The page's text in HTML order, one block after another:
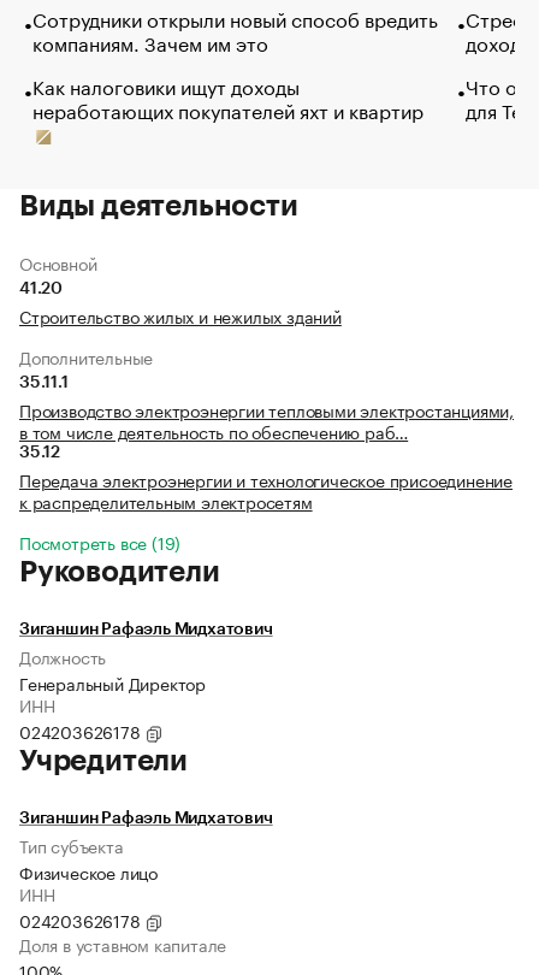
Сотрудники открыли новый способ вредить
компаниям. Зачем им это
Как налоговики ищут доходы
неработающих покупателей яхт и квартир
Что
для
Виды деятельности
Основной
41.20
Строительство жилых и нежилых зданий
Дополнительные
35.11.1
Производство электроэнергии тепловыми электростанциями,
в том числе деятельность по обеспечению раб…
35.12
Передача электроэнергии и технологическое присоединение
к распределительным электросетям
Посмотреть все (19)
Руководители
Зиганшин Рафаэль Мидхатович
Должность
Генеральный Директор
ИНН
024203626178
Учредители
Зиганшин Рафаэль Мидхатович
Тип субъекта
Физическое лицо
ИНН
024203626178
Доля в уставном капитале